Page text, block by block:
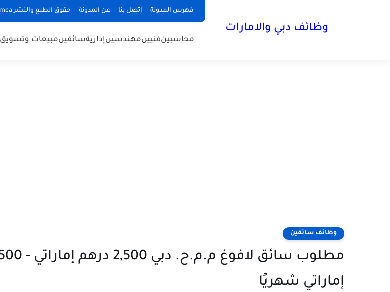
فهرس المدونة اتصل بنا عن المدونة حقوق الطبع والنشر dmca
وظائف دبي والامارات
محاسبينفنيينمهندسينإداريةسائقينمبيعات وتسويق
وظائف سائقين
إماراتي شهريًا